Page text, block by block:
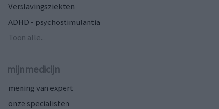
Verslavingsziekten
ADHD - psychostimulantia
Toon alle...
mijnmedicijn
mening van expert
onze specialisten